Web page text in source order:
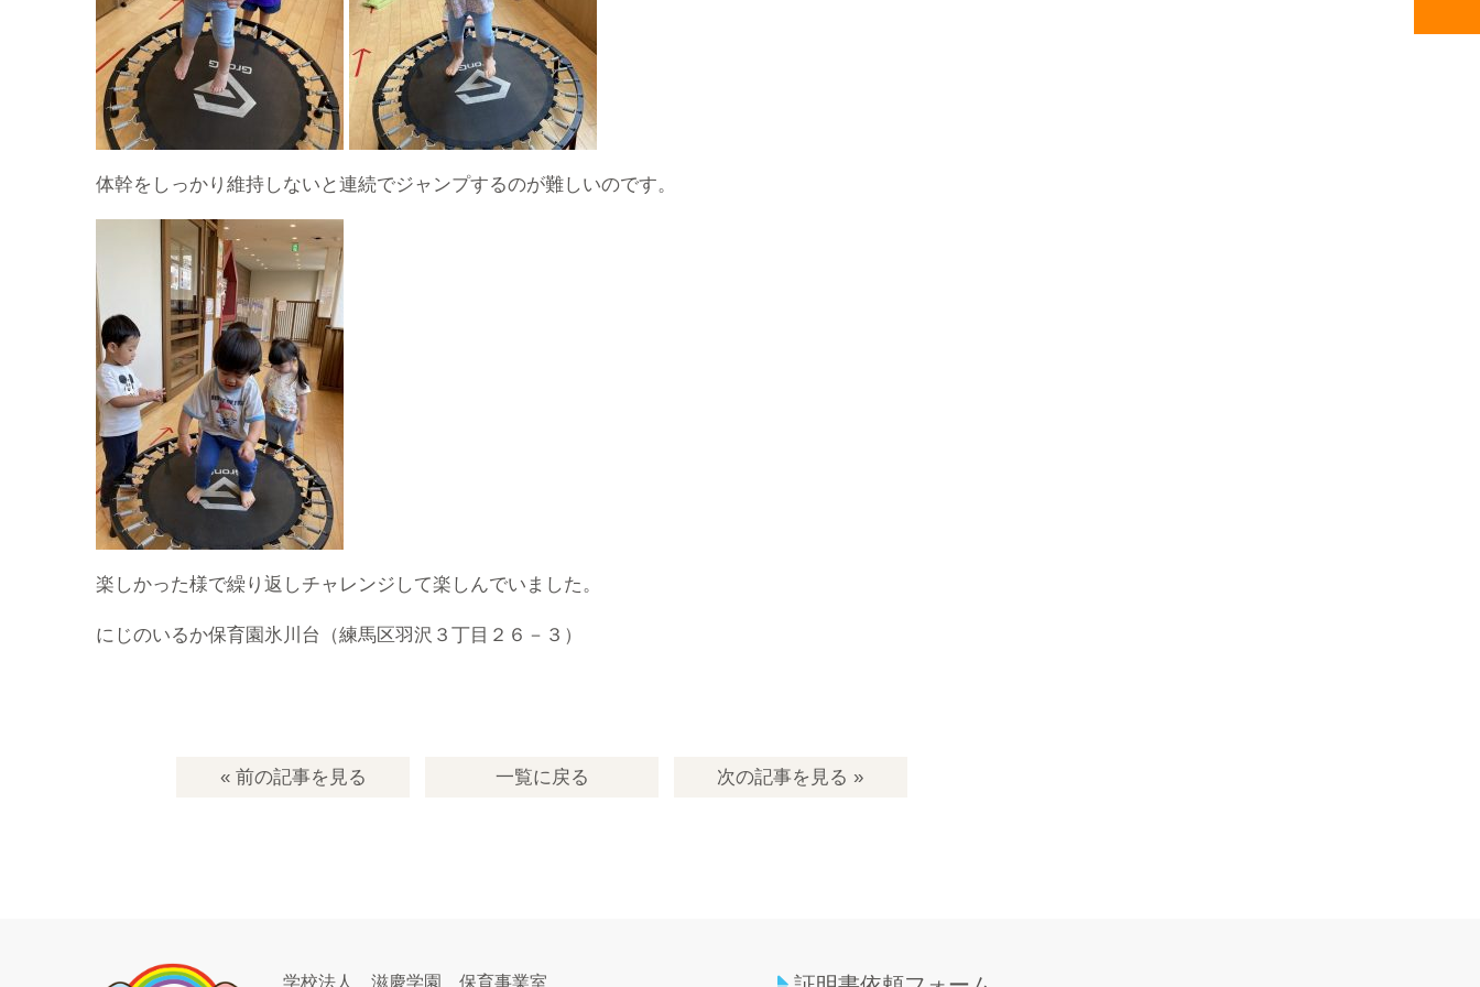
体幹をしっかり維持しないと連続でジャンプするのが難しいのです。
楽しかった様で繰り返しチャレンジして楽しんでいました。
にじのいるか保育園氷川台（練馬区羽沢３丁目２６－３）
« 前の記事を見る 一覧に戻る 次の記事を見る »
学校法人 滋慶学園 保育事業室